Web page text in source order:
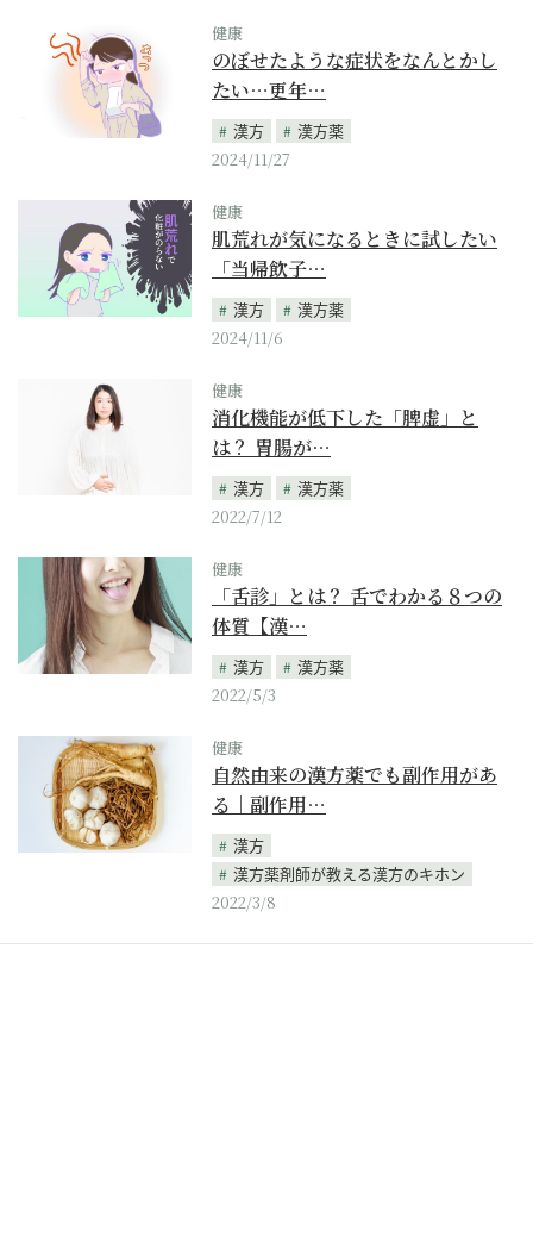
健康
のぼせたような症状をなんとかし
たい…更年…
漢方
漢方薬
2024/11/27
健康
肌荒れが気になるときに試したい
「当帰飲子…
漢方
漢方薬
2024/11/6
健康
消化機能が低下した「脾虚」と
は？ 胃腸が…
漢方
漢方薬
2022/7/12
健康
「舌診」とは？ 舌でわかる８つの
体質【漢…
漢方
漢方薬
2022/5/3
健康
自然由来の漢方薬でも副作用があ
る｜副作用…
漢方
漢方薬剤師が教える漢方のキホン
2022/3/8